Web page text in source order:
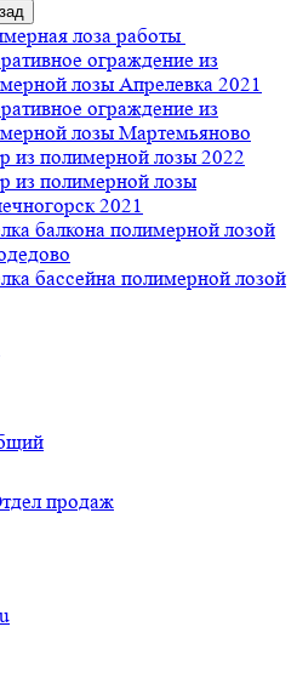
лоза работы
ограждение из
лозы Апрелевка 2021
ограждение из
лозы Мартемьяново
из полимерной лозы 2022
из полимерной лозы
2021
балкона полимерной лозой
бассейна полимерной лозой
продаж